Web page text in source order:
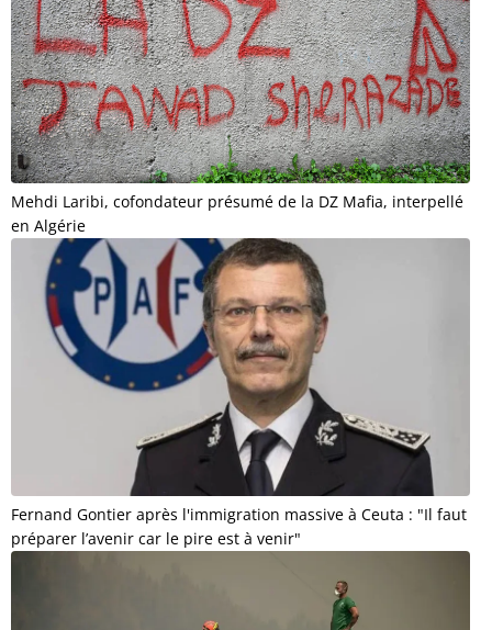
Mehdi Laribi, cofondateur présumé de la DZ Mafia, interpellé
en Algérie
Fernand Gontier après l'immigration massive à Ceuta : "Il faut
préparer l’avenir car le pire est à venir"